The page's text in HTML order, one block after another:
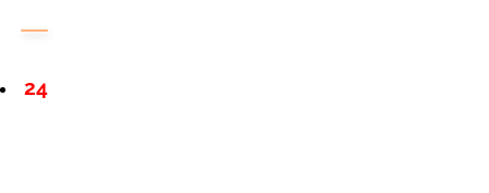
24